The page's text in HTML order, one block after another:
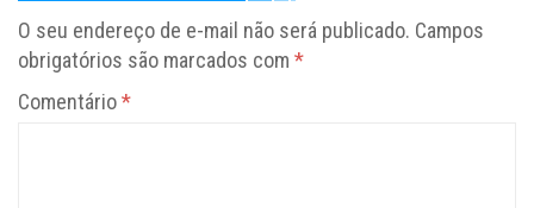
O seu endereço de e-mail não será publicado. Campos
obrigatórios são marcados com *
Comentário*